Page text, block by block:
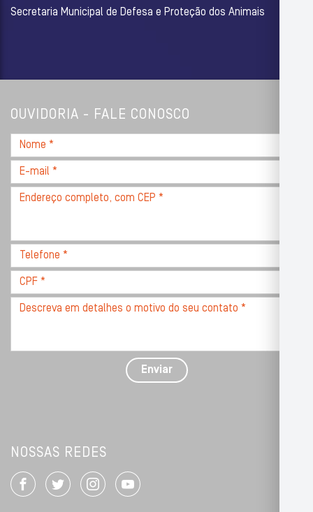
Secretaria Municipal de Defesa e Proteção dos Animais
OUVIDORIA - FALE CONOSCO
Nome
*
E-
mail
Endereço
CEP
Telefone
*
CPF
*
Descreva
com
Enviar
NOSSAS REDES